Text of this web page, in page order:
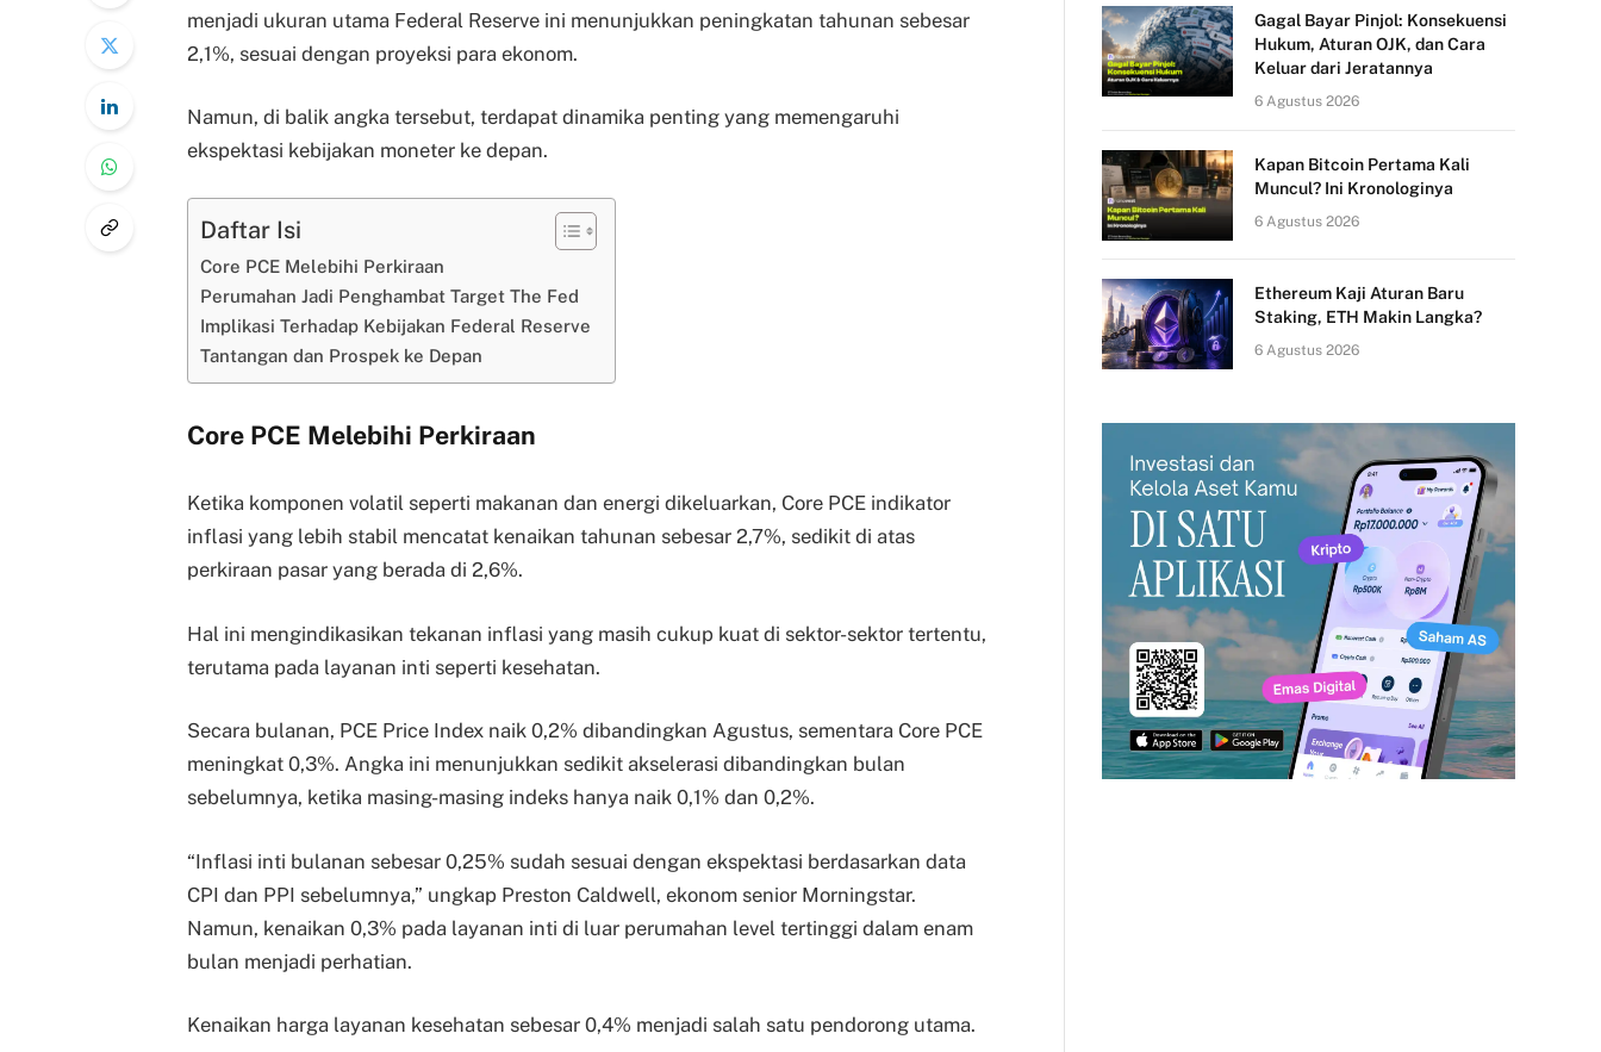
menjadi ukuran utama Federal Reserve ini menunjukkan peningkatan tahunan sebesar
2,1%, sesuai dengan proyeksi para ekonom.
Namun, di balik angka tersebut, terdapat dinamika penting yang memengaruhi
ekspektasi kebijakan moneter ke depan.
Daftar Isi
Core PCE Melebihi Perkiraan
Perumahan Jadi Penghambat Target The Fed
Implikasi Terhadap Kebijakan Federal Reserve
Tantangan dan Prospek ke Depan
Core PCE Melebihi Perkiraan
Ketika komponen volatil seperti makanan dan energi dikeluarkan, Core PCE indikator
inflasi yang lebih stabil mencatat kenaikan tahunan sebesar 2,7%, sedikit di atas
perkiraan pasar yang berada di 2,6%.
Hal ini mengindikasikan tekanan inflasi yang masih cukup kuat di sektor-sektor tertentu,
terutama pada layanan inti seperti kesehatan.
Secara bulanan, PCE Price Index naik 0,2% dibandingkan Agustus, sementara Core PCE
meningkat 0,3%. Angka ini menunjukkan sedikit akselerasi dibandingkan bulan
sebelumnya, ketika masing-masing indeks hanya naik 0,1% dan 0,2%.
“Inflasi inti bulanan sebesar 0,25% sudah sesuai dengan ekspektasi berdasarkan data
CPI dan PPI sebelumnya,” ungkap Preston Caldwell, ekonom senior Morningstar.
Namun, kenaikan 0,3% pada layanan inti di luar perumahan level tertinggi dalam enam
bulan menjadi perhatian.
Kenaikan harga layanan kesehatan sebesar 0,4% menjadi salah satu pendorong utama.
Gagal Bayar Pinjol: Konsekuensi
Hukum, Aturan OJK, dan Cara
Keluar dari Jeratannya
6 Agustus 2026
Kapan Bitcoin Pertama Kali
Muncul? Ini Kronologinya
6 Agustus 2026
Ethereum Kaji Aturan Baru
Staking, ETH Makin Langka?
6 Agustus 2026